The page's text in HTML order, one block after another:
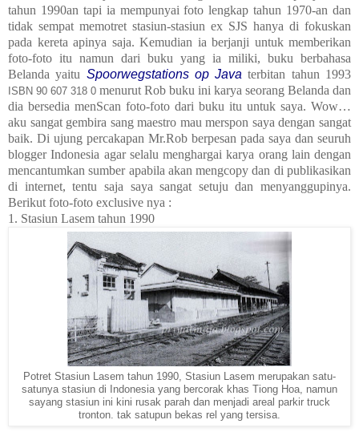
tahun 1990an tapi ia mempunyai foto lengkap tahun 1970-an dan
tidak sempat memotret stasiun-stasiun ex SJS hanya di fokuskan
pada kereta apinya saja. Kemudian ia berjanji untuk memberikan
foto-foto itu namun dari buku yang ia miliki, buku berbahasa
Belanda yaitu Spoorwegstations op Javaterbitan tahun 1993
ISBN 90 607 318 0 menurut Rob buku ini karya seorang Belanda dan
dia bersedia menScan foto-foto dari buku itu untuk saya. Wow…
aku sangat gembira sang maestro mau merspon saya dengan sangat
baik. Di ujung percakapan Mr.Rob berpesan pada saya dan seuruh
blogger Indonesia agar selalu menghargai karya orang lain dengan
mencantumkan sumber apabila akan mengcopy dan di publikasikan
di internet, tentu saja saya sangat setuju dan menyanggupinya.
Berikut foto-foto exclusive nya :
1. Stasiun Lasem tahun 1990
Potret Stasiun Lasem tahun 1990, Stasiun Lasem merupakan satu-
satunya stasiun di Indonesia yang bercorak khas Tiong Hoa, namun
sayang stasiun ini kini rusak parah dan menjadi areal parkir truck
tronton. tak satupun bekas rel yang tersisa.